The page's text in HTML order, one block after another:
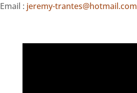
Email : jeremy-trantes@hotmail.com